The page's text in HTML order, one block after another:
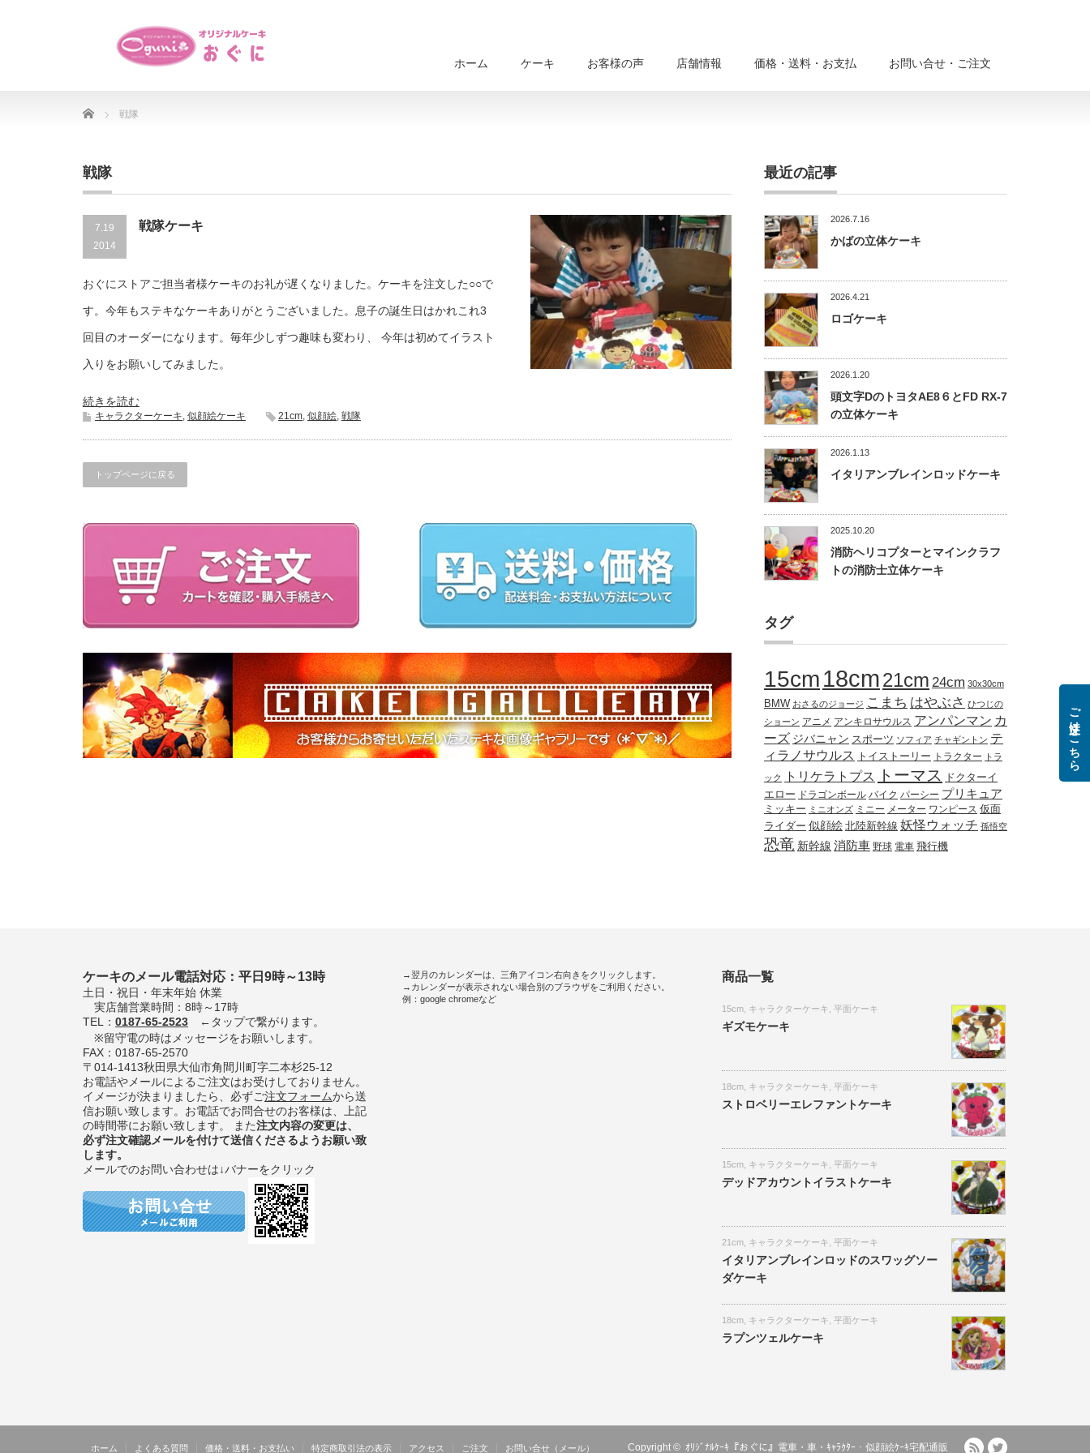
ホーム ケーキ お客様の声 店舗情報 価格・送料・お支払 お問い合せ・ご注文
Home 戦隊
戦隊
7.19
2014
戦隊ケーキ
おぐにストアご担当者様ケーキのお礼が遅くなりました。ケーキを注文した○○で
す。今年もステキなケーキありがとうございました。息子の誕生日はかれこれ3
回目のオーダーになります。毎年少しずつ趣味も変わり、 今年は初めてイラスト
入りをお願いしてみました。
続きを読む
キャラクターケーキ, 似顔絵ケーキ 21cm, 似顔絵, 戦隊
トップページに戻る
最近の記事
2026.7.16
かばの立体ケーキ
2026.4.21
ロゴケーキ
2026.1.20
頭文字DのトヨタAE8６とFD RX-7
の立体ケーキ
2026.1.13
イタリアンブレインロッドケーキ
2025.10.20
消防ヘリコプターとマインクラフ
トの消防士立体ケーキ
タグ
15cm18cm21cm 24cm 30x30cm
BMW おさるのジョージ こまち はやぶさ ひつじの
ショーン アニメ アンキロサウルス アンパンマン カ
ーズ ジバニャン スポーツ ソフィア チャギントン テ
ィラノサウルス
トイストーリー トラクター トラ
ック トリケラトプス トーマス
ドクターイ
エロー
ドラゴンボール バイク パーシー プリキュア
ミッキー ミニオンズ ミニー メーター ワンピース 仮面
ライダー 似顔絵 北陸新幹線 妖怪ウォッチ 孫悟空
恐竜 新幹線 消防車 野球 電車 飛行機
ケーキのメール電話対応：平日9時～13時
土日・祝日・年末年始 休業
実店舗営業時間：8時～17時
TEL： 0187-65-2523 ←タップで繋がります。
※留守電の時はメッセージをお願いします。
FAX：0187-65-2570
〒014-1413秋田県大仙市角間川町字二本杉25-12
お電話やメールによるご注文はお受けしておりません。
イメージが決まりましたら、必ずご注文フォームから送
信お願い致します。お電話でお問合せのお客様は、上記
の時間帯にお願い致します。 また注文内容の変更は、
必ず注文確認メールを付けて送信くださるようお願い致
します。
メールでのお問い合わせは↓バナーをクリック
→翌月のカレンダーは、三角アイコン右向きをクリックします。
→カレンダーが表示されない場合別のブラウザをご利用ください。
例：google chromeなど
商品一覧
15cm キャラクターケーキ 平面ケーキ
ギズモケーキ
18cm キャラクターケーキ 平面ケーキ
ストロベリーエレファントケーキ
15cm キャラクターケーキ 平面ケーキ
デッドアカウントイラストケーキ
21cm キャラクターケーキ 平面ケーキ
イタリアンブレインロッドのスワッグソー
ダケーキ
18cm キャラクターケーキ 平面ケーキ
ラプンツェルケーキ
ホーム よくある質問 価格・送料・お支払い 特定商取引法の表示 アクセス ご注文 お問い合せ（メール）
RSS
Copyright © ｵﾘｼﾞﾅﾙｹｰｷ『おぐに』電車・車・ｷｬﾗｸﾀｰ・似顔絵ｹｰｷ宅配通販
ご注文はこちら